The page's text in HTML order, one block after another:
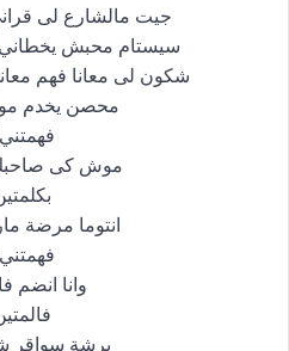
جيت مالشارع لى
سيستام محبش
شكون لى معانا فهم
محصن يخدم
موش كى صاحبك
انتوما مرضة
وانا انضم
برشة سواقر